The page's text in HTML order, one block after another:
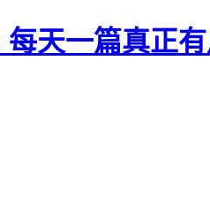
每天一篇真正